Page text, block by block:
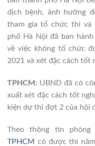
dịch bệnh, ảnh hưởng
tham gia tổ chức thi và
phố Hà Nội đã ban
về việc không tổ chức
2021 và xét đặc cách tốt
TPHCM: UBND đã có
xuất xét đặc cách tốt
kiện dự thi đợt 2 của hội
Theo thông tin phòng
TPHCM có được thì